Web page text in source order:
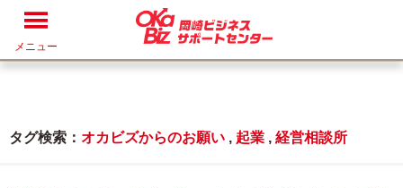
メニュー
タグ検索： オカビズからのお願い , 起業 , 経営相談所